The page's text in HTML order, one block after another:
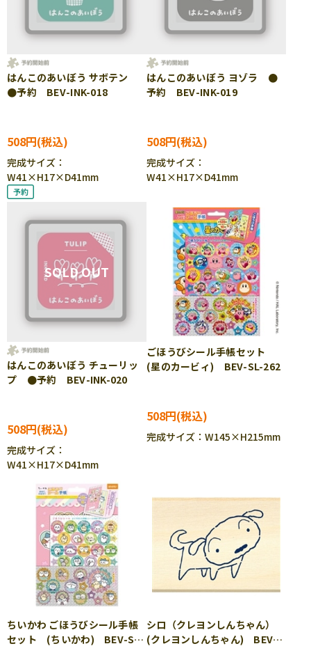
はんこのあいぼう サボテン
●予約 BEV-INK-018
508円
完成サイズ：
W41×H17×D41mm
はんこのあいぼう ヨゾラ ●
予約 BEV-INK-019
508円
完成サイズ：
W41×H17×D41mm
はんこのあいぼう チューリッ
プ ●予約 BEV-INK-020
508円
完成サイズ：
W41×H17×D41mm
ごほうびシール手帳セット
(星のカービィ) BEV-SL-262
508円
完成サイズ：W145×H215mm
ちいかわ ごほうびシール手帳
セット (ちいかわ) BEV-SL-
シロ（クレヨンしんちゃん）
(クレヨンしんちゃん) BEV-